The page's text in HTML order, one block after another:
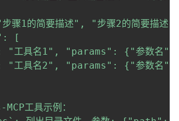
骤1的简要描述", "步骤2的简要描述
[
工具名1", "params": {"参数名":
工具名2", "params": {"参数名":
工具示例：